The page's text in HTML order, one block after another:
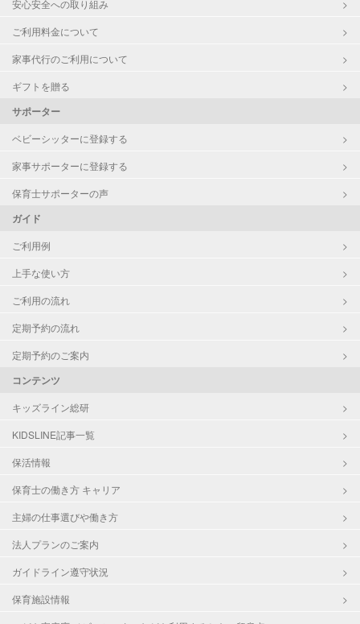
安心安全への取り組み
ご利用料金について
家事代行のご利用について
ギフトを贈る
サポーター
ベビーシッターに登録する
家事サポーターに登録する
保育士サポーターの声
ガイド
ご利用例
上手な使い方
ご利用の流れ
定期予約の流れ
定期予約のご案内
コンテンツ
キッズライン総研
KIDSLINE記事一覧
保活情報
保育士の働き方 キャリア
主婦の仕事選びや働き方
法人プランのご案内
ガイドライン遵守状況
保育施設情報